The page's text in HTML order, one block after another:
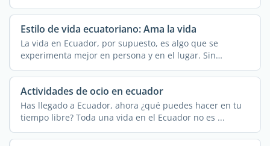
Estilo de vida ecuatoriano: Ama la vida
La vida en Ecuador, por supuesto, es algo que se
experimenta mejor en persona y en el lugar. Sin
embargo, este ...
Actividades de ocio en ecuador
Has llegado a Ecuador, ahora ¿qué puedes hacer en tu
tiempo libre? Toda una vida en el Ecuador no es ...